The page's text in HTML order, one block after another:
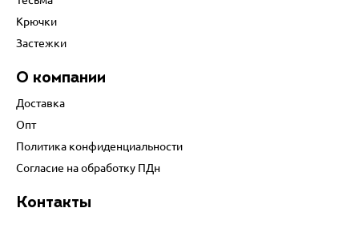
Крючки
Застежки
О компании
Доставка
Опт
Политика конфиденциальности
Согласие на обработку ПДн
Контакты